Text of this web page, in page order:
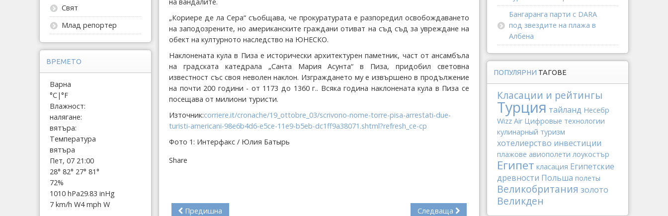
„Кориере де ла Сера“ съобщава, че прокуратурата е разпоредил освобождаването
на заподозрените, но американските граждани отиват на съд съд за увреждане на
обект на културното наследство на ЮНЕСКО.
Наклонената кула в Пиза е исторически архитектурен паметник, част от ансамбъла
на градската катедрала „Санта Мария Асунта“ в Пиза, придобил световна
известност със своя неволен наклон. Изграждането му е извършено в продължение
на почти 200 години - от 1173 до 1360 г.. Всяка година наклонената кула в Пиза се
посещава от милиони туристи.
Източник:corriere.it/cronache/19_ottobre_03/scrivono-nome-torre-pisa-arrestati-due-
turisti-americani-98e6b4d6-e5ce-11e9-b5eb-dc1ff9a38071.shtml?refresh_ce-cp
Фото 1: Интерфакс / Юлия Батырь
Share
Предишна Следваща
Свят
Млад репортер
ВРЕМЕТО
Варна
°C|°F
Влажност:
налягане:
вятъра:
Температура
вятъра
Пет, 07 21:00
28° 82° 27° 81°
72%
1010 hPa29.83 inHg
7 km/h W4 mph W
Бангаранга парти с DARA
под звездите на плажа в
Албена
ПОПУЛЯРНИ ТАГОВЕ
Класации и рейтингы
Турция тайланд Несебр
Wizz Air Цифровые технологии
кулинарный туризм
хотелиерство инвестиции
плажове авиополети лоукостър
Египет класация Египетские
древности Польша полеты
Великобритания золото
Великден